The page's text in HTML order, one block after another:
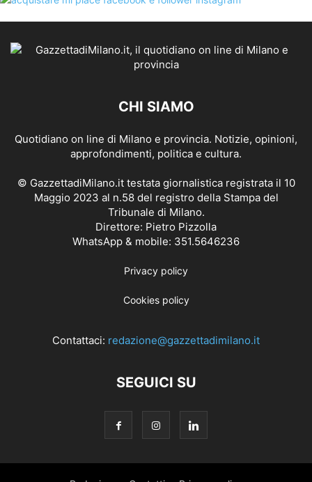
CHI SIAMO
Quotidiano on line di Milano e provincia. Notizie, opinioni,
approfondimenti, politica e cultura.
© GazzettadiMilano.it testata giornalistica registrata il 10
Maggio 2023 al n.58 del registro della Stampa del
Tribunale di Milano.
Direttore: Pietro Pizzolla
WhatsApp & mobile: 351.5646236
Privacy policy
Cookies policy
Contattaci: redazione@gazzettadimilano.it
SEGUICI SU